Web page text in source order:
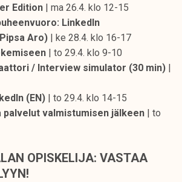
Edition | ma 26.4. klo 12-15
LinkedIn
Aro) | ke 28.4. klo 16-17
| to 29.4. klo 9-10
/ Interview simulator (30 min)
(EN) | to 29.4. klo 14-15
palvelut valmistumisen jälkeen | to
OPISKELIJA: VASTAA